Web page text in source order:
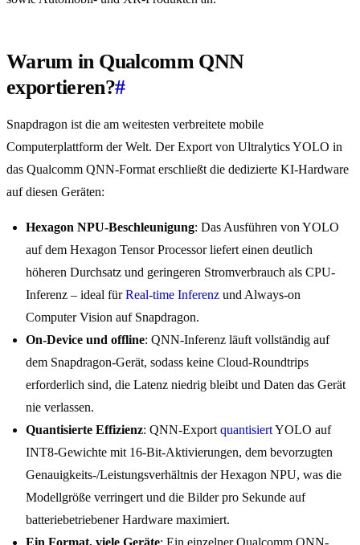
Warum in Qualcomm QNN
exportieren?#
Snapdragon ist die am weitesten verbreitete mobile
Computerplattform der Welt. Der Export von Ultralytics YOLO in
das Qualcomm QNN-Format erschließt die dedizierte KI-Hardware
auf diesen Geräten:
Hexagon NPU-Beschleunigung: Das Ausführen von YOLO
auf dem Hexagon Tensor Processor liefert einen deutlich
höheren Durchsatz und geringeren Stromverbrauch als CPU-
Inferenz – ideal fürReal-time Inferenz und Always-on
Computer Vision auf Snapdragon.
On-Device und offline: QNN-Inferenz läuft vollständig auf
dem Snapdragon-Gerät, sodass keine Cloud-Roundtrips
erforderlich sind, die Latenz niedrig bleibt und Daten das Gerät
nie verlassen.
Quantisierte Effizienz: QNN-Export quantisiertYOLO auf
INT8-Gewichte mit 16-Bit-Aktivierungen, dem bevorzugten
Genauigkeits-/Leistungsverhältnis der Hexagon NPU, was die
Modellgröße verringert und die Bilder pro Sekunde auf
batteriebetriebener Hardware maximiert.